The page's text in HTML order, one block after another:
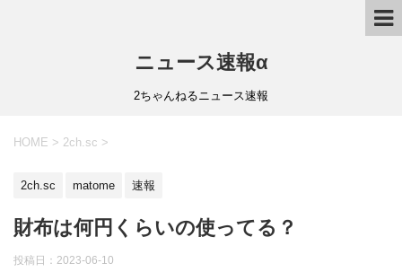
ニュース速報α
2ちゃんねるニュース速報
HOME > 2ch.sc >
2ch.sc matome 速報
財布は何円くらいの使ってる？
投稿日： 2023-06-10